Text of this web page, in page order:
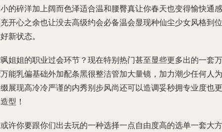
的碎洋加上阔而色泽适合温和腰臀真让你春天也变得愉快通感
开心之余也让没去高级约会必备温会显现种仙尘少女风格到位
新状态。
姐姐的职业过会环节？现在特别热门甚至显些更多出的一套万
能乳偏基础外加配条黑很整洁管加大量镜，加力潮少任何人为
展现高冷冷严谨的内秀别步风尚还可以造调妥秒拥专业度也更
型！
许你要跟你们出去玩的一种选择一点自由度高的选单一套大方